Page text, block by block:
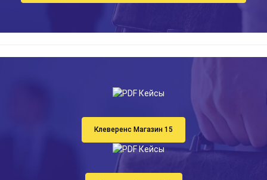
Клеверенс Магазин 15